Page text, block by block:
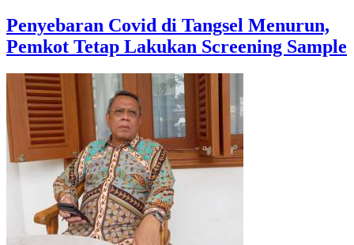
Penyebaran Covid di Tangsel Menurun,
Pemkot Tetap Lakukan Screening Sample